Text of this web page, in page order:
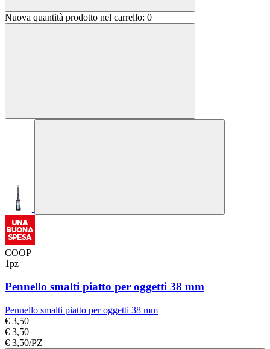
Nuova quantità prodotto nel carrello: 0
COOP
1pz
Pennello smalti piatto per oggetti 38 mm
Pennello smalti piatto per oggetti 38 mm
€ 3,50
€ 3,50
€ 3,50/PZ